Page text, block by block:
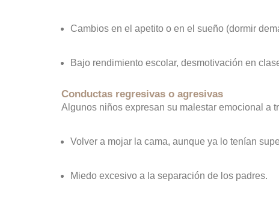
Cambios en el apetito o en el sueño (dormir
Bajo rendimiento escolar, desmotivación en
Conductas regresivas o agresivas
Algunos niños expresan su malestar emocional a
Volver a mojar la cama, aunque ya lo tenían
Miedo excesivo a la separación de los padres.